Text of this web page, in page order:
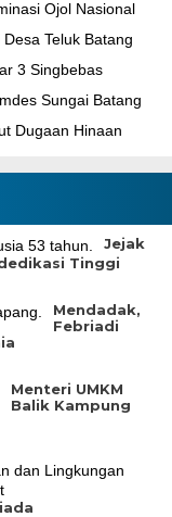
Ojol Nasional
Teluk Batang
3 Singbebas
Sungai Batang
Dugaan Hinaan
Jejak
Tinggi
Mendadak,
Febriadi
Menteri UMKM
Balik Kampung